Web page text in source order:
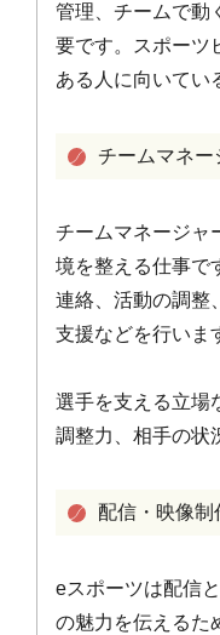
管理、チームで動
要です。スポーツ
ある人に向いてい
チームマネー
チームマネージャ
境を整える仕事で
連絡、活動の調整
支援などを行いま
選手を支える立場
調整力、相手の状
配信・映像制
eスポーツは配信
の魅力を伝えるた